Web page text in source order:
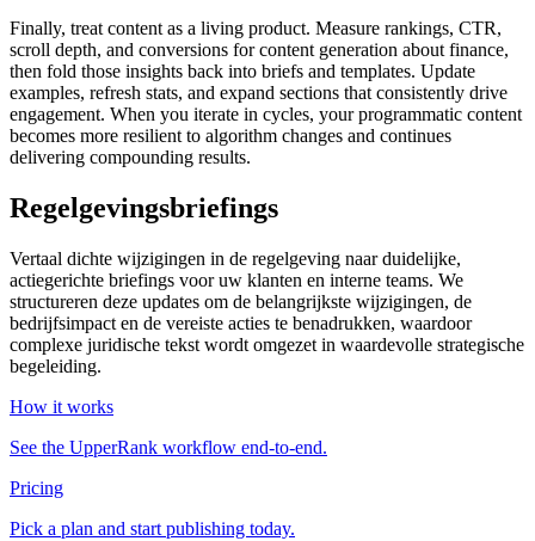
Finally, treat content as a living product. Measure rankings, CTR,
scroll depth, and conversions for content generation about finance,
then fold those insights back into briefs and templates. Update
examples, refresh stats, and expand sections that consistently drive
engagement. When you iterate in cycles, your programmatic content
becomes more resilient to algorithm changes and continues
delivering compounding results.
Regelgevingsbriefings
Vertaal dichte wijzigingen in de regelgeving naar duidelijke,
actiegerichte briefings voor uw klanten en interne teams. We
structureren deze updates om de belangrijkste wijzigingen, de
bedrijfsimpact en de vereiste acties te benadrukken, waardoor
complexe juridische tekst wordt omgezet in waardevolle strategische
begeleiding.
How it works
See the UpperRank workflow end-to-end.
Pricing
Pick a plan and start publishing today.